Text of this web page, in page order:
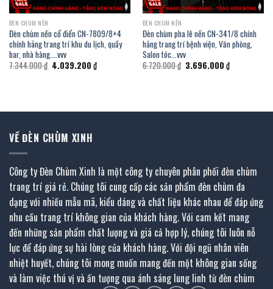
ĐÈN CHÙM NẾN
Đèn chùm nến cổ điển CN-7809/8+4
chính hãng trang trí khu du lịch, quầy
bar, nhà hàng….vvv
7.344.000₫ Giá
gốc
4.039.200 ₫Giá
hiện
ĐÈN CHÙM NẾN
Đèn chùm pha lê nến CN-341/8 chính
hãng trang trí bệnh viện, Văn phòng,
Salon tóc…vvv
6.720.000₫ Giá
gốc
3.696.000 ₫Giá
hiện
VỀ ĐÈN CHÙM XINH
Công ty Đèn Chùm Xinh là một công ty chuyên phân phối đèn chùm
trang trí giá rẻ. Chúng tôi cung cấp các sản phẩm đèn chùm đa
dạng với nhiều mẫu mã, kiểu dáng và chất liệu khác nhau để đáp ứng
nhu cầu trang trí không gian của khách hàng. Với cam kết mang
đến những sản phẩm chất lượng và giá cả hợp lý, chúng tôi luôn nỗ
lực để đáp ứng sự hài lòng của khách hàng. Với đội ngũ nhân viên
nhiệt huyết, chúng tôi mong muốn mang đến một không gian sống
và làm việc thú vị và ấn tượng qua ánh sáng lung linh từ đèn chùm